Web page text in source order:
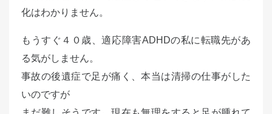
化はわかりません。
もうすぐ４０歳、適応障害ADHDの私に転職先があ
る気がしません。
事故の後遺症で足が痛く、本当は清掃の仕事がした
いのですが